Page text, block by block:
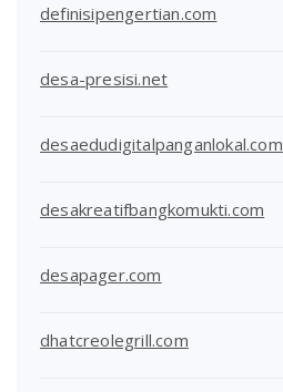
definisipengertian.com
desa-presisi.net
desaedudigitalpanganlokal.com
desakreatifbangkomukti.com
desapager.com
dhatcreolegrill.com